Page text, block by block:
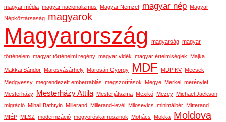
magyar média magyar nacionalizmus Magyar Nemzet magyar nép Magyar
Népköztársaság magyarok
Magyarország magyarság magyar
történelem magyar történelmi regény magyar vidék magyar értelmiségiek Majka
Makkai Sándor Marosvásárhely Marosán György MDF MDP KV Mecsek
Medgyessy megrendezett emberrablás megszorítások Megye Merkel
merénylet
Mesterházy
Mesterházy Attila Mesterjátszma Mexikó Mezey Michael Jackson
migráció Mihail Bathtyin Millerand Millerand-levél Milosevics minimálbér Mitterand
MIÉP MLSZ modernizáció mogyoróskai ruszinok Mohács Mokka Moldova